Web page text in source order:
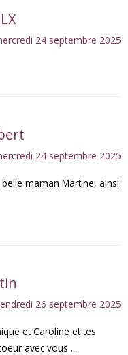
24 septembre 2025
24 septembre 2025
maman Martine, ainsi
26 septembre 2025
et Caroline et tes
avec vous ...